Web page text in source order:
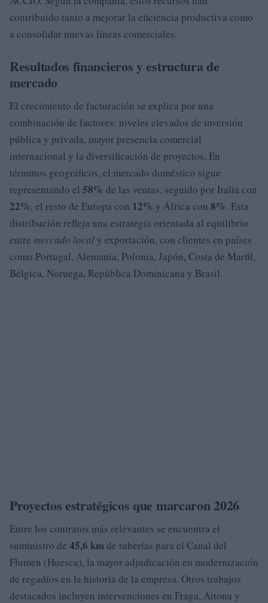
contribuido tanto a mejorar la eficiencia productiva como
a consolidar nuevas líneas comerciales.
Resultados financieros y estructura de
mercado
El crecimiento de facturación se explica por una
combinación de factores: niveles elevados de inversión
pública y privada, mayor presencia comercial
internacional y la diversificación de proyectos. En
términos geográficos, el mercado doméstico sigue
representando el 58% de las ventas, seguido por Italia con
22%, el resto de Europa con 12% y África con 8%. Esta
distribución refleja una estrategia orientada al equilibrio
entre mercado local y exportación, con clientes en países
como Portugal, Alemania, Polonia, Japón, Costa de Marfil,
Bélgica, Noruega, República Dominicana y Brasil.
Proyectos estratégicos que marcaron 2026
Entre los contratos más relevantes se encuentra el
suministro de 45,6 kmde tuberías para el Canal del
Flumen (Huesca), la mayor adjudicación en modernización
de regadíos en la historia de la empresa. Otros trabajos
destacados incluyen intervenciones en Fraga, Aitona y